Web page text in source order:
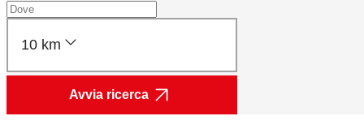
10 km
Avvia ricerca